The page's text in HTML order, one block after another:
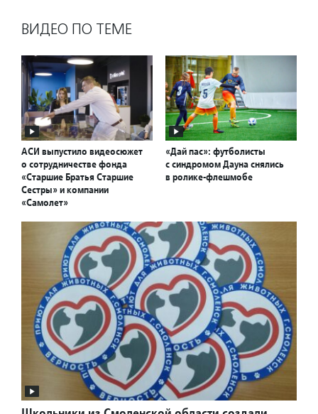
ВИДЕО ПО ТЕМЕ
АСИ выпустило видеосюжет
о сотрудничестве фонда
«Старшие Братья Старшие
Сестры» и компании
«Самолет»
«Дай пас»: футболисты
с синдромом Дауна снялись
в ролике-флешмобе